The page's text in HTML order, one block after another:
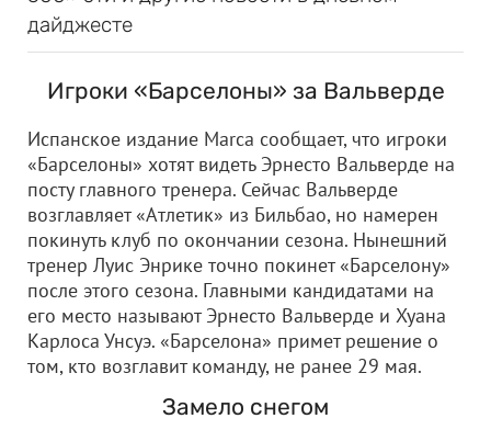
дайджесте
Игроки «Барселоны» за Вальверде
Испанское издание Marca сообщает, что игроки
«Барселоны» хотят видеть Эрнесто Вальверде на
посту главного тренера. Сейчас Вальверде
возглавляет «Атлетик» из Бильбао, но намерен
покинуть клуб по окончании сезона. Нынешний
тренер Луис Энрике точно покинет «Барселону»
после этого сезона. Главными кандидатами на
его место называют Эрнесто Вальверде и Хуана
Карлоса Унсуэ. «Барселона» примет решение о
том, кто возглавит команду, не ранее 29 мая.
Замело снегом